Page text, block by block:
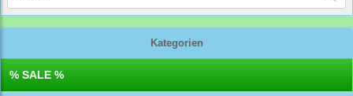
Kategorien
% SALE %